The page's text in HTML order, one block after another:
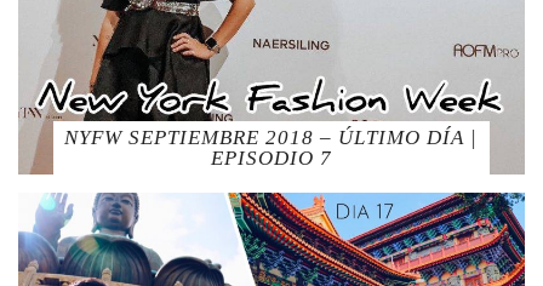
NYFW SEPTIEMBRE 2018 – ÚLTIMO DÍA |
EPISODIO 7